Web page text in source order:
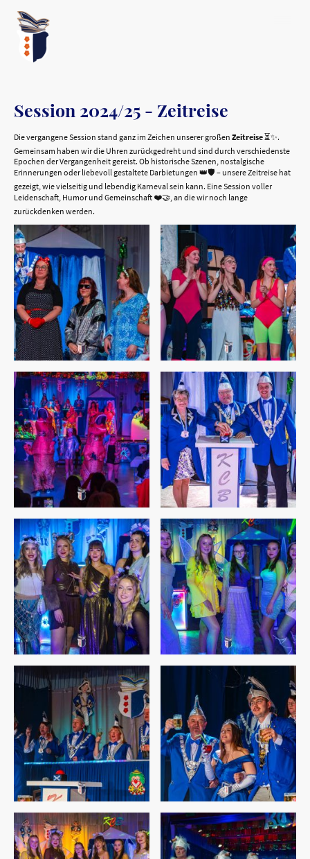
Session 2024/25 - Zeitreise
Die vergangene Session stand ganz im Zeichen unserer großen Zeitreise⏳✨.
Gemeinsam haben wir die Uhren zurückgedreht und sind durch verschiedenste
Epochen der Vergangenheit gereist. Ob historische Szenen, nostalgische
Erinnerungen oder liebevoll gestaltete Darbietungen 👑🛡️ – unsere Zeitreise hat
gezeigt, wie vielseitig und lebendig Karneval sein kann. Eine Session voller
Leidenschaft, Humor und Gemeinschaft ❤️🤝, an die wir noch lange
zurückdenken werden.